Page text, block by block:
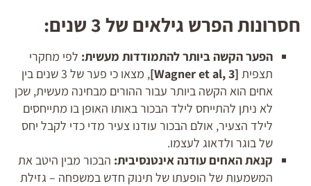
חסרונות הפרש גילאים של 3 שנים:
הפער הקשה ביותר להתמודדות מעשית: לפי מחקרי
תצפית [
Wagner et al, 3]
, מצאו כי פער של 3 שנים בין
אחים הוא הקשה ביותר עבור ההורים מבחינה מעשית, שכן
לא ניתן להתייחס לילד הבכור באותו האופן בו מתייחסים
לילד הצעיר, אולם הבכור עודנו צעיר מדי כדי לקבל יחס
של בוגר ולדאוג לעצמו.
קנאת האחים עודנה אינטנסיבית: הבכור מבין היטב את
המשמעות של הופעתו של תינוק חדש במשפחה – גזילת